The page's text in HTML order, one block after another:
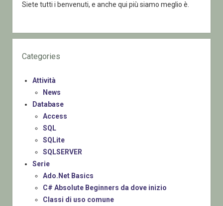
Siete tutti i benvenuti, e anche qui più siamo meglio è.
Categories
Attività
News
Database
Access
SQL
SQLite
SQLSERVER
Serie
Ado.Net Basics
C# Absolute Beginners da dove inizio
Classi di uso comune